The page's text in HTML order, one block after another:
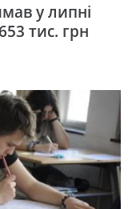
у липні
тис. грн